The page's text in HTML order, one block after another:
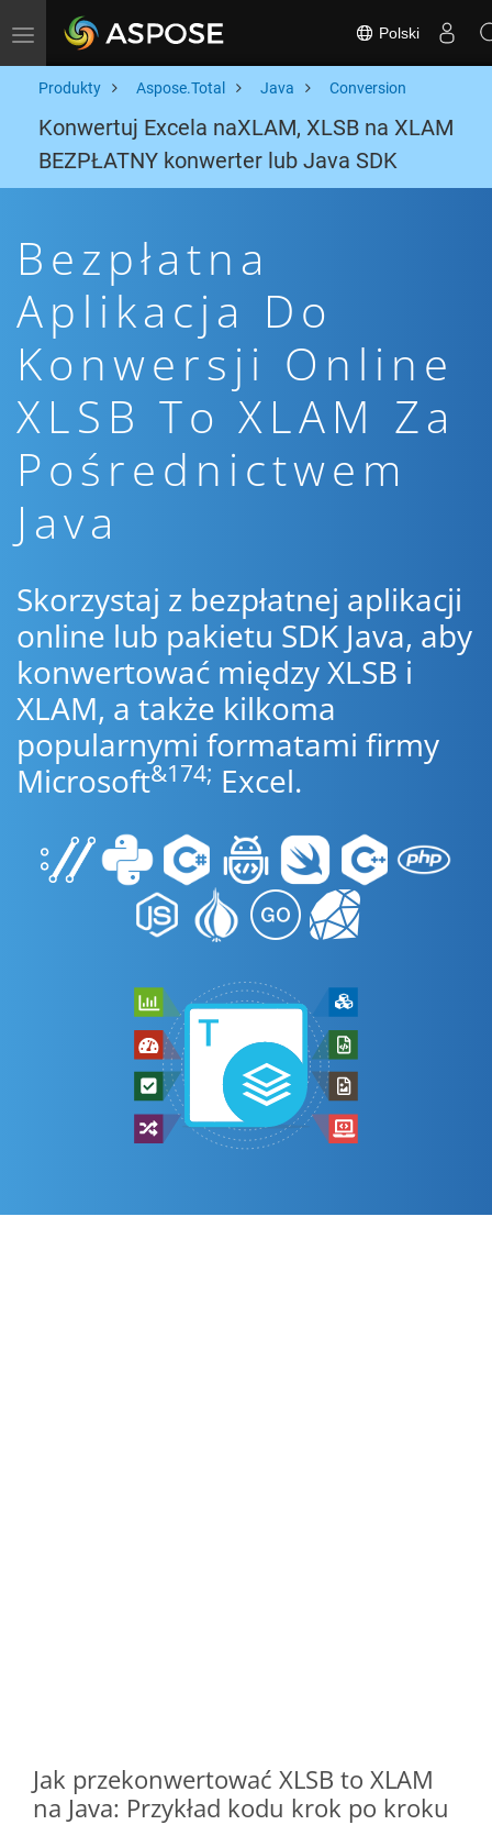
Toggle navigation Polski
Produkty Aspose.Total Java Conversion
Konwertuj Excela naXLAM, XLSB na XLAM
BEZPŁATNY konwerter lub Java SDK
Bezpłatna
Aplikacja Do
Konwersji Online
XLSB To XLAM Za
Pośrednictwem
Java
Skorzystaj z bezpłatnej aplikacji
online lub pakietu SDK Java, aby
konwertować między XLSB i
XLAM, a także kilkoma
popularnymi formatami firmy
Microsoft&174; Excel.
Jak przekonwertować XLSB to XLAM
na Java: Przykład kodu krok po kroku